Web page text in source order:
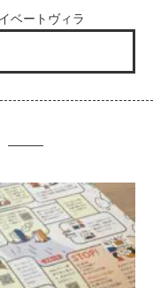
ベートヴィラ